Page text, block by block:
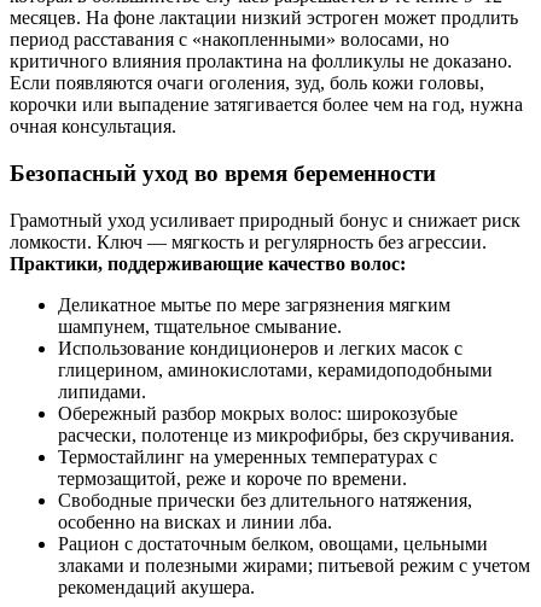
месяцев. На фоне лактации низкий эстроген может продлить
период расставания с «накопленными» волосами, но
критичного влияния пролактина на фолликулы не доказано.
Если появляются очаги оголения, зуд, боль кожи головы,
корочки или выпадение затягивается более чем на год, нужна
очная консультация.
Безопасный уход во время беременности
Грамотный уход усиливает природный бонус и снижает риск
ломкости. Ключ — мягкость и регулярность без агрессии.
Практики, поддерживающие качество волос:
Деликатное мытье по мере загрязнения мягким
шампунем, тщательное смывание.
Использование кондиционеров и легких масок с
глицерином, аминокислотами, керамидоподобными
липидами.
Обережный разбор мокрых волос: широкозубые
расчески, полотенце из микрофибры, без скручивания.
Термостайлинг на умеренных температурах с
термозащитой, реже и короче по времени.
Свободные прически без длительного натяжения,
особенно на висках и линии лба.
Рацион с достаточным белком, овощами, цельными
злаками и полезными жирами; питьевой режим с учетом
рекомендаций акушера.